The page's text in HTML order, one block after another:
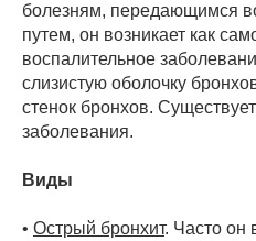
болезням, передающимся
путем, он возникает как
воспалительное
слизистую оболочку
стенок бронхов.
заболевания.
Виды
• Острый бронхит. Часто он